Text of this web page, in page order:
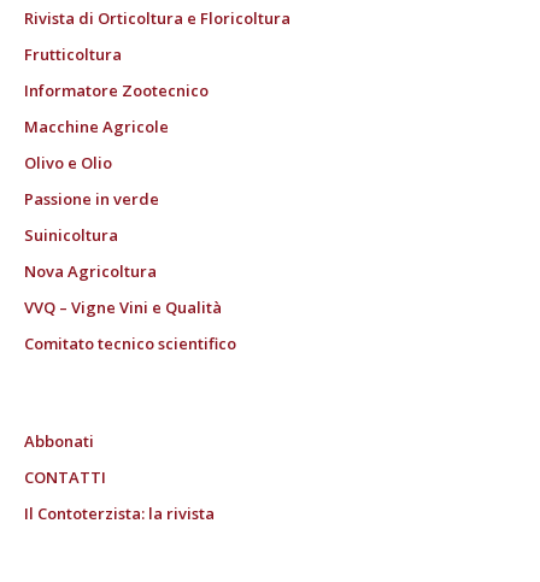
Rivista di Orticoltura e Floricoltura
Frutticoltura
Informatore Zootecnico
Macchine Agricole
Olivo e Olio
Passione in verde
Suinicoltura
Nova Agricoltura
VVQ – Vigne Vini e Qualità
Comitato tecnico scientifico
Abbonati
CONTATTI
Il Contoterzista: la rivista